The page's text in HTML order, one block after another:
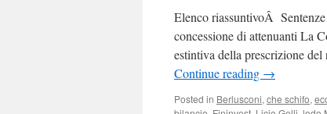
Elenco riassuntivoÂ
concessione di attenuanti La
estintiva della prescrizione
Continue reading →
Posted in Berlusconi, che schifo,